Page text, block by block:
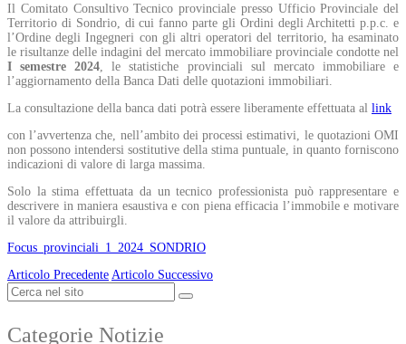
Il Comitato Consultivo Tecnico provinciale presso Ufficio Provinciale del
Territorio di Sondrio, di cui fanno parte gli Ordini degli Architetti p.p.c. e
l’Ordine degli Ingegneri con gli altri operatori del territorio, ha esaminato
le risultanze delle indagini del mercato immobiliare provinciale condotte nel
I semestre 2024 , le statistiche provinciali sul mercato immobiliare e
l’aggiornamento della Banca Dati delle quotazioni immobiliari.
La consultazione della banca dati potrà essere liberamente effettuata al link
con l’avvertenza che, nell’ambito dei processi estimativi, le quotazioni OMI
non possono intendersi sostitutive della stima puntuale, in quanto forniscono
indicazioni di valore di larga massima.
Solo la stima effettuata da un tecnico professionista può rappresentare e
descrivere in maniera esaustiva e con piena efficacia l’immobile e motivare
il valore da attribuirgli.
Focus_provinciali_1_2024_SONDRIO
Articolo Precedente Articolo Successivo
Categorie Notizie